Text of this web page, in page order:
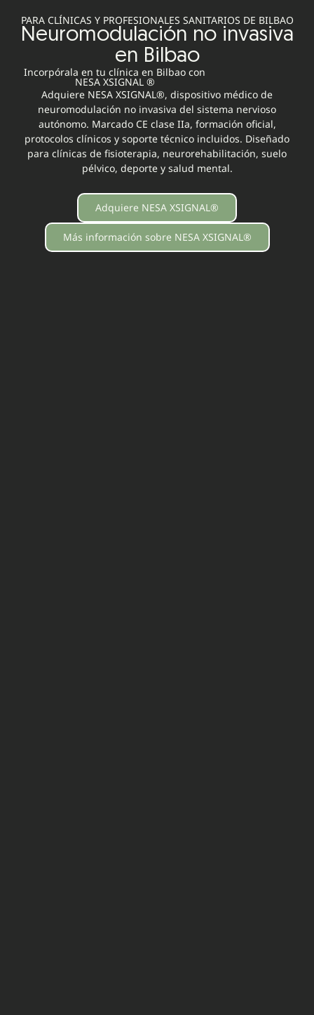
PARA CLÍNICAS Y PROFESIONALES SANITARIOS DE BILBAO
Neuromodulación no invasiva
en Bilbao
Incorpórala en tu clínica en Bilbao con
NESA XSIGNAL ®
Adquiere NESA XSIGNAL®, dispositivo médico de
neuromodulación no invasiva del sistema nervioso
autónomo. Marcado CE clase IIa, formación oficial,
protocolos clínicos y soporte técnico incluidos. Diseñado
para clínicas de fisioterapia, neurorehabilitación, suelo
pélvico, deporte y salud mental.
Adquiere NESA XSIGNAL®
Más información sobre NESA XSIGNAL®